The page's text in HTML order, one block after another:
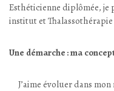
Esthéticienne diplômée, je
institut et Thalassothérapie
Une démarche : ma
J’aime évoluer dans